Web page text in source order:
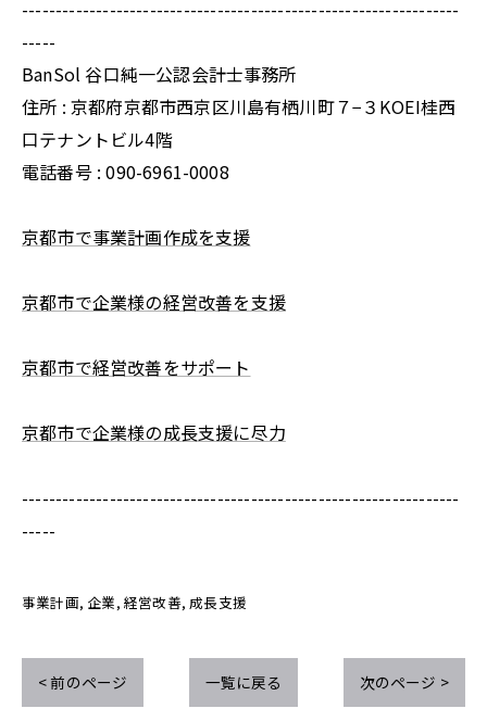
-----------------------------------------------------------------
-----
BanSol 谷口純一公認会計士事務所
住所 : 京都府京都市西京区川島有栖川町７−３KOEI桂西
口テナントビル4階
電話番号 : 090-6961-0008
京都市で事業計画作成を支援
京都市で企業様の経営改善を支援
京都市で経営改善をサポート
京都市で企業様の成長支援に尽力
-----------------------------------------------------------------
-----
事業計画 企業 経営改善 成長支援
< 前のページ 一覧に戻る 次のページ >